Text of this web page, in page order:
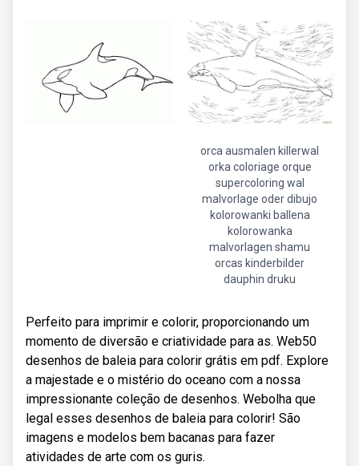
orca ausmalen killerwal
orka coloriage orque
supercoloring wal
malvorlage oder dibujo
kolorowanki ballena
kolorowanka
malvorlagen shamu
orcas kinderbilder
dauphin druku
Perfeito para imprimir e colorir, proporcionando um
momento de diversão e criatividade para as. Web50
desenhos de baleia para colorir grátis em pdf. Explore
a majestade e o mistério do oceano com a nossa
impressionante coleção de desenhos. Webolha que
legal esses desenhos de baleia para colorir! São
imagens e modelos bem bacanas para fazer
atividades de arte com os guris.